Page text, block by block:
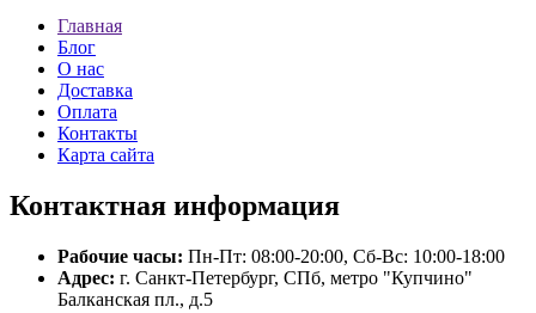
Главная
Блог
О нас
Доставка
Оплата
Контакты
Карта сайта
Контактная информация
Рабочие часы: Пн-Пт: 08:00-20:00, Сб-Вс: 10:00-18:00
Адрес: г. Санкт-Петербург, СПб, метро "Купчино"
Балканская пл., д.5